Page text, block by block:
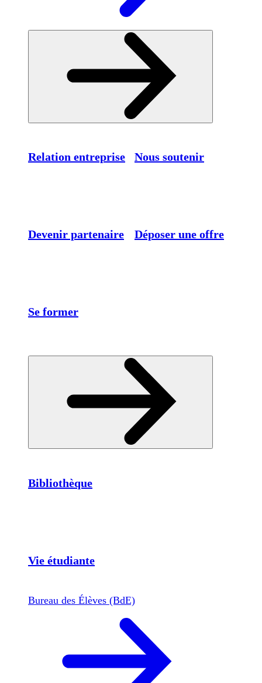
Relation entreprise Nous soutenir
Devenir partenaire Déposer une offre
Se former
Bibliothèque
Vie étudiante
Bureau des Élèves (BdE)